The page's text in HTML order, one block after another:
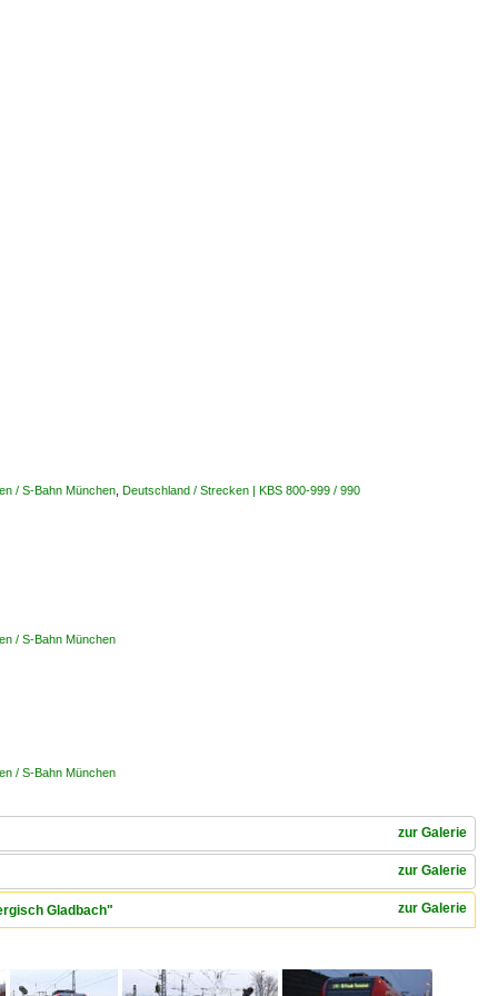
/ S-Bahn München Deutschland / Strecken | KBS 800-999 / 990
/ S-Bahn München
/ S-Bahn München
zur Galerie
zur Galerie
zur Galerie
Gladbach"